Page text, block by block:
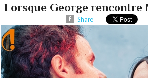
Lorsque George rencontre
Share